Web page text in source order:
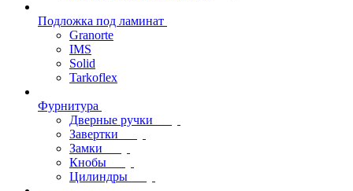
Подложка под ламинат
Granorte
IMS
Solid
Tarkoflex
Фурнитура
Дверные ручки
Завертки
Замки
Кнобы
Цилиндры